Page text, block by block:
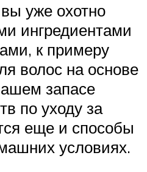
уже охотно
ингредиентами
к примеру
волос на основе
запасе
по уходу за
еще и способы
условиях.